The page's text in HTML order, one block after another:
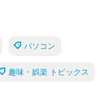
パソコン
趣味・娯楽 トピックス